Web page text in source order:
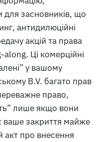
для засновників, що
антидилюційні
акцій та права
along. Ці комерційні
у вашому
B.V. багато прав
право,
лише якщо вони
ваше закриття майже
акт про внесення